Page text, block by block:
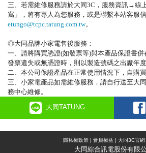
三、若需維修服務請於大同3C，服務資訊→線
寫」，將有專人為您服務， 或是聯繫本站客服信
etungo@tcpc.tatung.com.tw。
◎大同品牌小家電售後服務：
一、請將購買憑證(如發票等)與本產品保證書
發票遺失或無憑證時，則以製造號碼之出廠年
二、本公司保證產品在正常使用情況下，自購
三、小家電產品如需維修服務，請自行送至大
務中心維修。
大同TATUNG
隱私權政策 | 會員權益 | 大同3C官網
大同綜合訊電股份有限